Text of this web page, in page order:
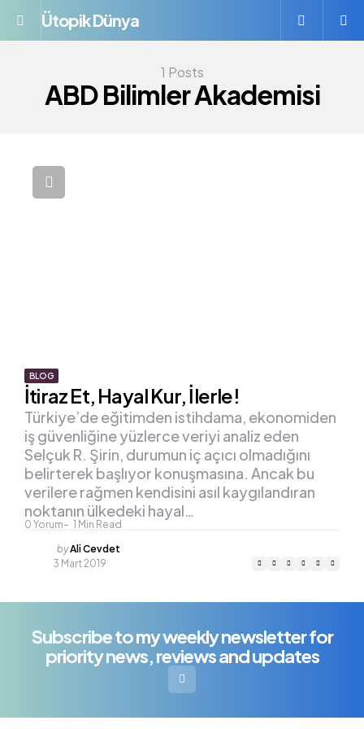
Menü
Ütopik Dünya
1 Posts
ABD Bilimler Akademisi
BLOG
İtiraz Et, Hayal Kur, İlerle!
0 Yorum 1 Min Read
Türkiye’de eğitimden istihdama, ekonomiden
iş güvenliğine yüzlerce veriyi analiz eden
Selçuk R. Şirin, durumun iç açıcı olmadığını
belirterek başlıyor konuşmasına. Ancak bu
verilere rağmen kendisini asıl kaygılandıran
noktanın ülkedeki hayal…
Posted
by
byAli Cevdet
3 Mart 2019
Subscribe to my weekly newsletter for
priority news, reviews and updates